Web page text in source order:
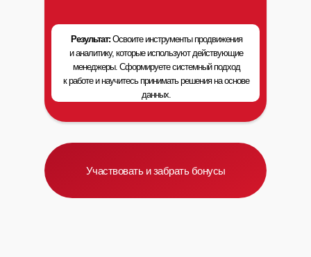
Участвовать и забрать бонусы
Результат: Освоите инструменты продвижения
и аналитику, которые используют действующие
менеджеры. Сформируете системный подход
к работе и научитесь принимать решения на основе
данных.